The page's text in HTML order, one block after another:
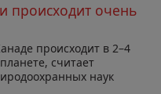
происходит очень
происходит в 2–4
считает
наук